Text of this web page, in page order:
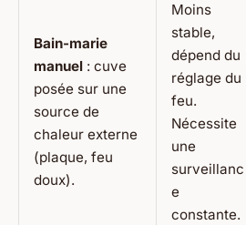
Bain-marie
manuel : cuve
posée sur une
source de
chaleur externe
(plaque, feu
doux).
Moins
stable,
dépend du
réglage du
feu.
Nécessite
une
surveillanc
e
constante.